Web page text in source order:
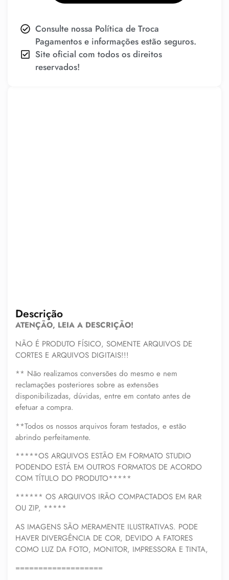
Descrição
ATENÇÃO, LEIA A DESCRIÇÃO!
NÃO É PRODUTO FÍSICO, SOMENTE ARQUIVOS DE
CORTES E ARQUIVOS DIGITAIS!!!
** Não realizamos conversões do mesmo e nem
reclamações posteriores sobre as extensões
disponibilizadas, dúvidas, entre em contato antes de
efetuar a compra.
**Todos os nossos arquivos foram testados, e estão
abrindo perfeitamente.
*****OS ARQUIVOS ESTÃO EM FORMATO STUDIO
PODENDO ESTÁ EM OUTROS FORMATOS DE ACORDO
COM TÍTULO DO PRODUTO*****
****** OS ARQUIVOS IRÃO COMPACTADOS EM RAR
OU ZIP, *****
AS IMAGENS SÃO MERAMENTE ILUSTRATIVAS. PODE
HAVER DIVERGÊNCIA DE COR, DEVIDO A FATORES
COMO LUZ DA FOTO, MONITOR, IMPRESSORA E TINTA,
===================
Consulte nossa Política de Troca
Pagamentos e informações estão seguros.
Site oficial com todos os direitos
reservados!